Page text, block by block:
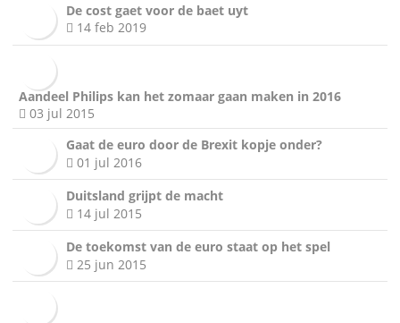
De cost gaet voor de baet uyt
14 feb 2019
Aandeel Philips kan het zomaar gaan maken in 2016
03 jul 2015
Gaat de euro door de Brexit kopje onder?
01 jul 2016
Duitsland grijpt de macht
14 jul 2015
De toekomst van de euro staat op het spel
25 jun 2015